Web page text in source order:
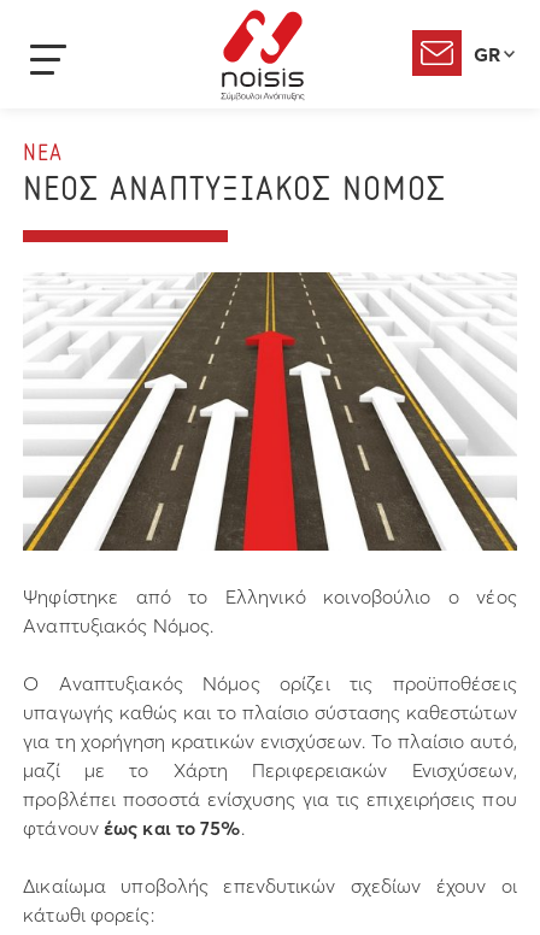
GR
ΝΕΑ
ΝΕΟΣ ΑΝΑΠΤΥΞΙΑΚΟΣ ΝΟΜΟΣ
Ψηφίστηκε από το Ελληνικό κοινοβούλιο ο νέος
Αναπτυξιακός Νόμος.
Ο Αναπτυξιακός Νόμος ορίζει τις προϋποθέσεις
υπαγωγής καθώς και το πλαίσιο σύστασης καθεστώτων
για τη χορήγηση κρατικών ενισχύσεων. Το πλαίσιο αυτό,
μαζί με το Χάρτη Περιφερειακών Ενισχύσεων,
προβλέπει ποσοστά ενίσχυσης για τις επιχειρήσεις που
φτάνουνέως και το 75%.
Δικαίωμα υποβολής επενδυτικών σχεδίων έχουν οι
κάτωθι φορείς: